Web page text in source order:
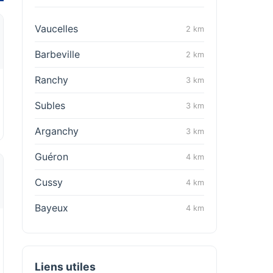
Vaucelles 2 km
Barbeville 2 km
Ranchy 3 km
Subles 3 km
Arganchy 3 km
Guéron 4 km
Cussy 4 km
Bayeux 4 km
Liens utiles